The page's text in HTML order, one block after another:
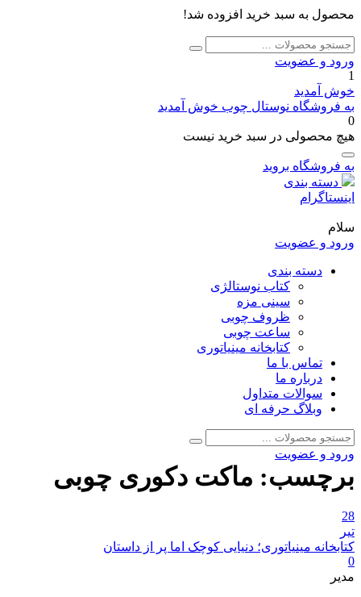
محصول به سبد خرید افزوده شد!
جستجو
برای:
جستجو
ورود و عضویت
1
خوش آمدید
به فروشگاه نوستال چوب خوش آمدید
0
هیچ محصولی در سبد خرید نیست
به فروشگاه بروید
دسته بندی
اینستاگرام
سلام
ورود و عضویت
دسته بندی
کتاب نوستالژی
سینی مزه
ظروف چوبی
ساعت چوبی
کتابخانه مینیاتوری
تماس با ما
درباره ما
سوالات متداول
وبلاگ حرفه ای
جستجو
برای:
جستجو
ورود و عضویت
برچسب: ماکت دکوری چوبی
28
تیر
کتابخانه مینیاتوری؛ دنیایی کوچک اما پر از داستان
0
مدیر